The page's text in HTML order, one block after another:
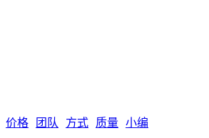
价格 团队 方式 质量 小编